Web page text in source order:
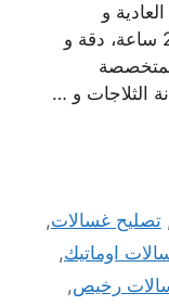
و
الأتوماتيكية، نوفر خدماتنا على مدار 24 ساعة، دقة و
الثلاجات و …
تصليح غسالات,
اوماتيك,
رخيص,